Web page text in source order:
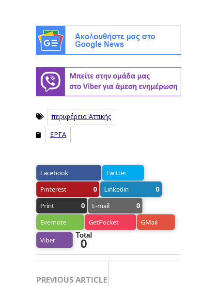
περιφέρεια Αττικής
ΕΡΓΑ
Facebook
Twitter
Pinterest
0 Linkedin 0
Print 0 E-mail 0
Evernote GetPocket GMail
Viber
Total
0
PREVIOUS ARTICLE